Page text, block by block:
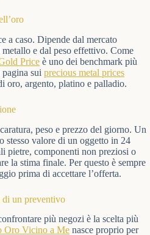
a caso. Dipende dal mercato
e dal peso effettivo. Come
Price è uno dei benchmark più
sui precious metal prices
oro, argento, platino e palladio.
peso e prezzo del giorno. Un
stesso valore di un oggetto in 24
pietre, componenti non preziosi o
la stima finale. Per questo è sempre
prima di accettare l’offerta.
di un preventivo
più negozi è la scelta più
Oro Vicino a Me nasce proprio per